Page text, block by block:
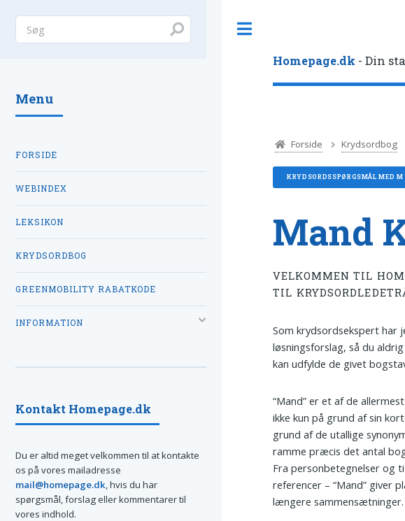
Homepage.dk - Din
Forside Krydsordbog
KRYDSORDSSPØRGSMÅL MED M
Mand
VELKOMMEN TIL
TIL
Som krydsordsekspert har
løsningsforslag, så du
kan udfylde de givet
“Mand” er et af de
ikke kun på grund af sin
grund af de utallige
ramme præcis det antal
Fra personbetegnelser og
referencer – “Mand” giver
længere sammensætninger.
Menu
FORSIDE
WEBINDEX
LEKSIKON
KRYDSORDBOG
GREENMOBILITY RABATKODE
INFORMATION
Kontakt Homepage.dk
Du er altid meget velkommen til at kontakte
os på vores mailadresse
mail@homepage.dk, hvis du har
spørgsmål, forslag eller kommentarer til
vores indhold.